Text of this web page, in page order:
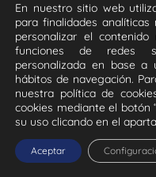
CALENDARIO
En nuestro sitio web
para finalidades
personalizar el
funciones de redes
personalizada en base
hábitos de navegación.
nuestra política de
cookies mediante el botón
su uso clicando en el
Aceptar